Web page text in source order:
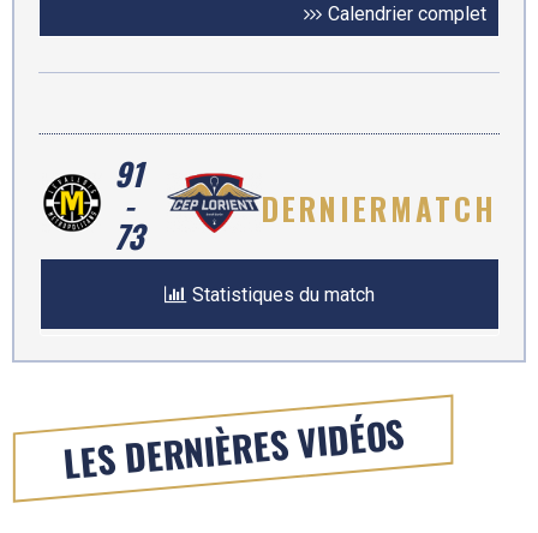
Calendrier complet
DERNIERMATCH
91
-
73
Statistiques du match
LES DERNIÈRES VIDÉOS